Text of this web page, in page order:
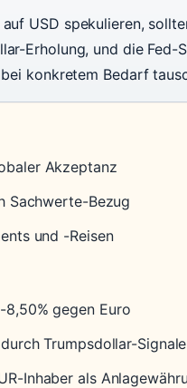
USD spekulieren,
Erholung, und die Fed-
konkretem Bedarf
Akzeptanz
Sachwerte-Bezug
und -Reisen
gegen Euro
Trumpsdollar-Signale
Inhaber als